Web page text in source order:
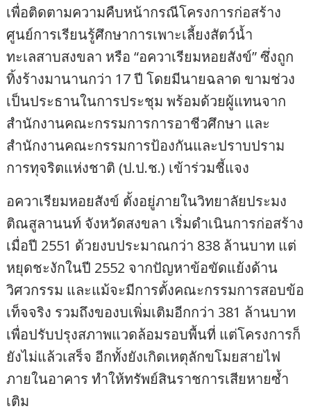
เพื่อติดตามความคืบหน้ากรณีโครงการก่อสร้าง
ศูนย์การเรียนรู้ศึกษาการเพาะเลี้ยงสัตว์น้ำ
ทะเลสาบสงขลา หรือ “อควาเรียมหอยสังข์” ซึ่งถูก
ทิ้งร้างมานานกว่า 17 ปี โดยมีนายฉลาด ขามช่วง
เป็นประธานในการประชุม พร้อมด้วยผู้แทนจาก
สำนักงานคณะกรรมการการอาชีวศึกษา และ
สำนักงานคณะกรรมการป้องกันและปราบปราม
การทุจริตแห่งชาติ (ป.ป.ช.) เข้าร่วมชี้แจง
อควาเรียมหอยสังข์ ตั้งอยู่ภายในวิทยาลัยประมง
ติณสูลานนท์ จังหวัดสงขลา เริ่มดำเนินการก่อสร้าง
เมื่อปี 2551 ด้วยงบประมาณกว่า 838 ล้านบาท แต่
หยุดชะงักในปี 2552 จากปัญหาข้อขัดแย้งด้าน
วิศวกรรม และแม้จะมีการตั้งคณะกรรมการสอบข้อ
เท็จจริง รวมถึงของบเพิ่มเติมอีกกว่า 381 ล้านบาท
เพื่อปรับปรุงสภาพแวดล้อมรอบพื้นที่ แต่โครงการก็
ยังไม่แล้วเสร็จ อีกทั้งยังเกิดเหตุลักขโมยสายไฟ
ภายในอาคาร ทำให้ทรัพย์สินราชการเสียหายซ้ำ
เติม